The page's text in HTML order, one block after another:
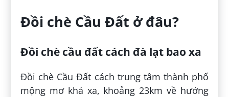
Đồi chè Cầu Đất ở đâu?
Đồi chè cầu đất cách đà lạt bao xa
Đồi chè Cầu Đất cách trung tâm thành phố
mộng mơ khá xa, khoảng 23km về hướng